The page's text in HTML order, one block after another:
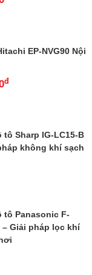
EP-NVG90 Nội
đ
Sharp IG-LC15-B
không khí sạch
tô Panasonic F-
– Giải pháp lọc khí